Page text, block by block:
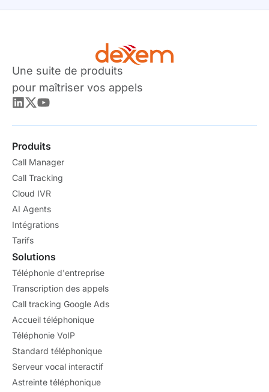
Une suite de produits
pour maîtriser vos appels
Produits
Call Manager
Call Tracking
Cloud IVR
AI Agents
Intégrations
Tarifs
Solutions
Téléphonie d'entreprise
Transcription des appels
Call tracking Google Ads
Accueil téléphonique
Téléphonie VoIP
Standard téléphonique
Serveur vocal interactif
Astreinte téléphonique